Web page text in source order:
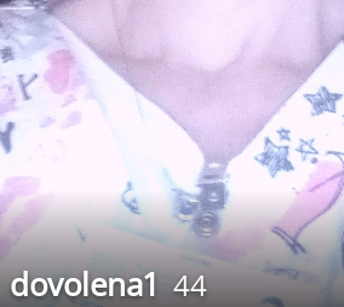
dovolena1 44